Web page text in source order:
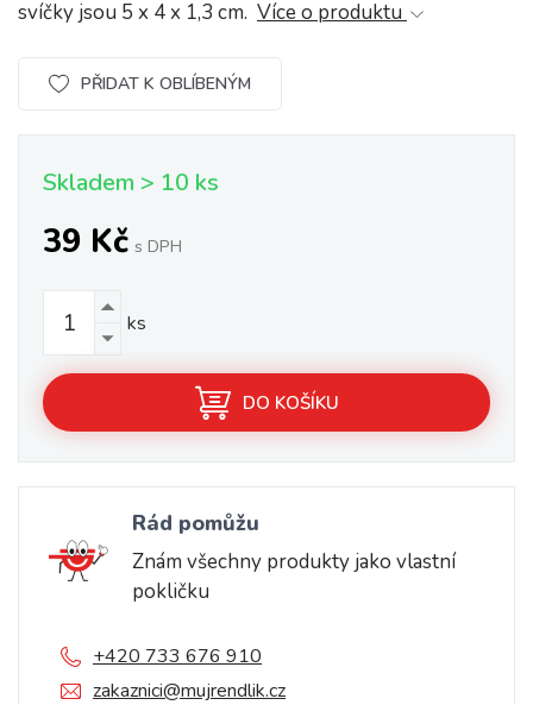
svíčky jsou 5 x 4 x 1,3 cm. Více o produktu
PŘIDAT K OBLÍBENÝM
Skladem > 10 ks
39 Kč s DPH
ks
DO KOŠÍKU
Rád pomůžu
Znám všechny produkty jako vlastní
pokličku
+420 733 676 910
zakaznici@mujrendlik.cz